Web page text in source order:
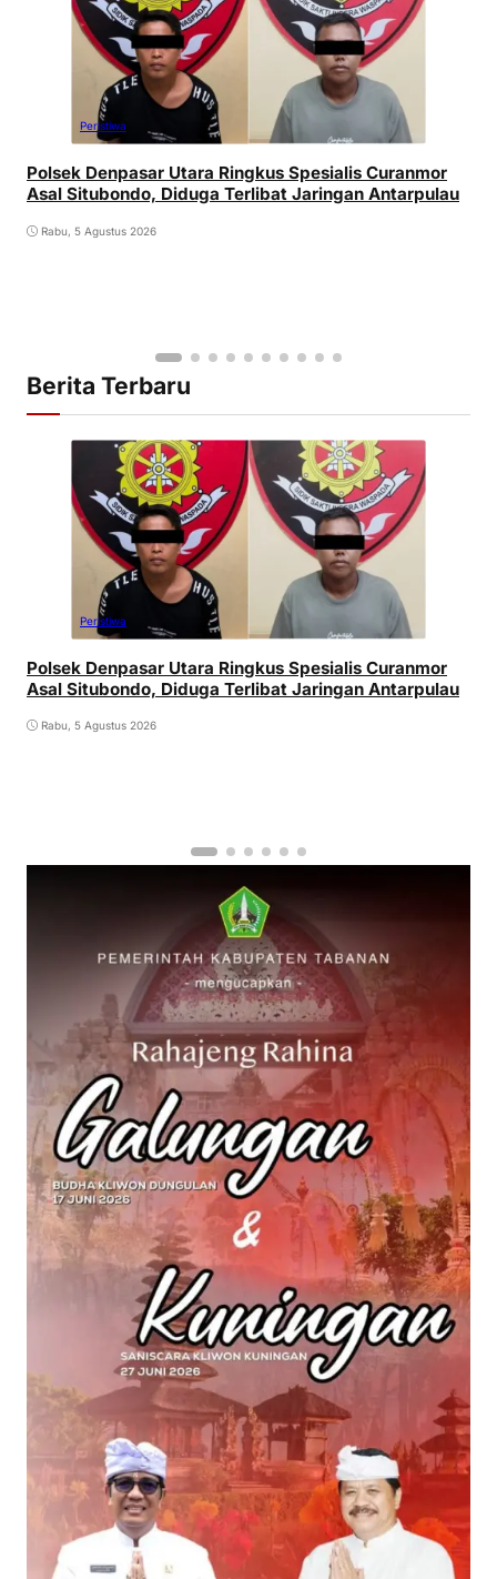
Peristiwa
Polsek Denpasar Utara Ringkus Spesialis Curanmor
Asal Situbondo, Diduga Terlibat Jaringan Antarpulau
Rabu, 5 Agustus 2026
Berita Terbaru
Peristiwa
Polsek Denpasar Utara Ringkus Spesialis Curanmor
Asal Situbondo, Diduga Terlibat Jaringan Antarpulau
Rabu, 5 Agustus 2026